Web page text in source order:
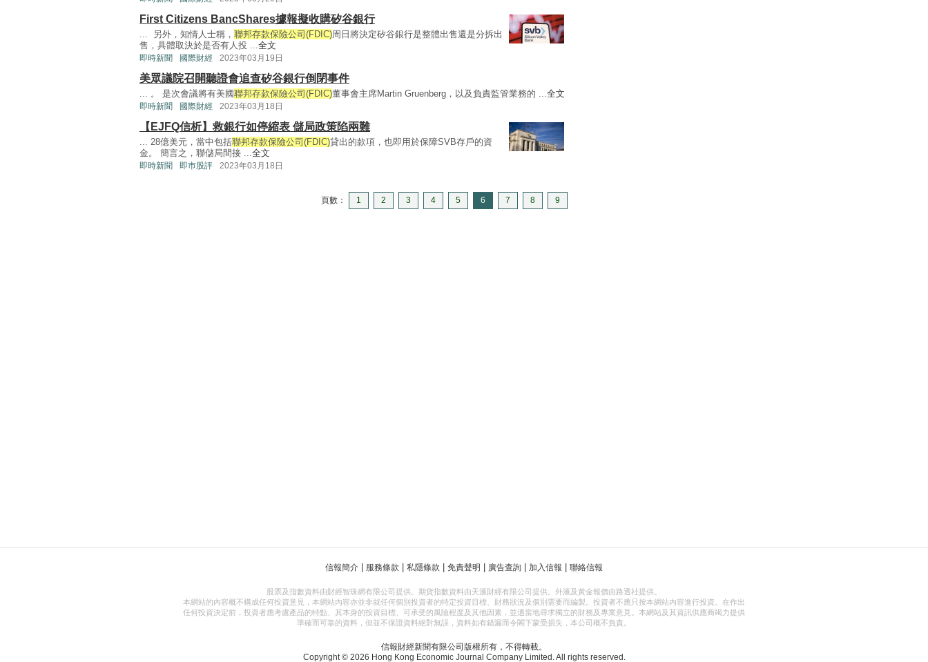
First Citizens BancShares據報擬收購矽谷銀行
... 另外，知情人士稱， 聯邦存款保險公司(FDIC)周日將決定矽谷銀行是整體出售還是分拆出
售，具體取決於是否有人投 ...全文
即時新聞 國際財經 2023年03月19日
美眾議院召開聽證會追查矽谷銀行倒閉事件
... 。 是次會議將有美國聯邦存款保險公司(FDIC)董事會主席Martin Gruenberg，以及負責監管業務的 ...全文
即時新聞 國際財經 2023年03月18日
【EJFQ信析】救銀行如停縮表 儲局政策陷兩難
... 28億美元，當中包括聯邦存款保險公司(FDIC)貸出的款項，也即用於保障SVB存戶的資
金。 簡言之，聯儲局間接 ...全文
即時新聞 即巿股評 2023年03月18日
頁數： 1 2 3 4 5 6 7 8 9
信報簡介 服務條款 私隱條款 免責聲明 廣告查詢 加入信報 聯絡信報
股票及指數資料由財經智珠網有限公司提供。期貨指數資料由天滙財經有限公司提供。外滙及黃金報價由路透社提供。
本網站的內容概不構成任何投資意見，本網站內容亦並非就任何個別投資者的特定投資目標、財務狀況及個別需要而編製。投資者不應只按本網站內容進行投資。在作出
任何投資決定前，投資者應考慮產品的特點、其本身的投資目標、可承受的風險程度及其他因素，並適當地尋求獨立的財務及專業意見。本網站及其資訊供應商竭力提供
準確而可靠的資料，但並不保證資料絕對無誤，資料如有錯漏而令閣下蒙受損失，本公司概不負責。
信報財經新聞有限公司版權所有，不得轉載。
Copyright © 2026 Hong Kong Economic Journal Company Limited. All rights reserved.